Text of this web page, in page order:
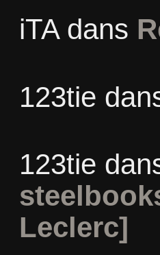
iTAdans
123tie
123tie
Leclerc]